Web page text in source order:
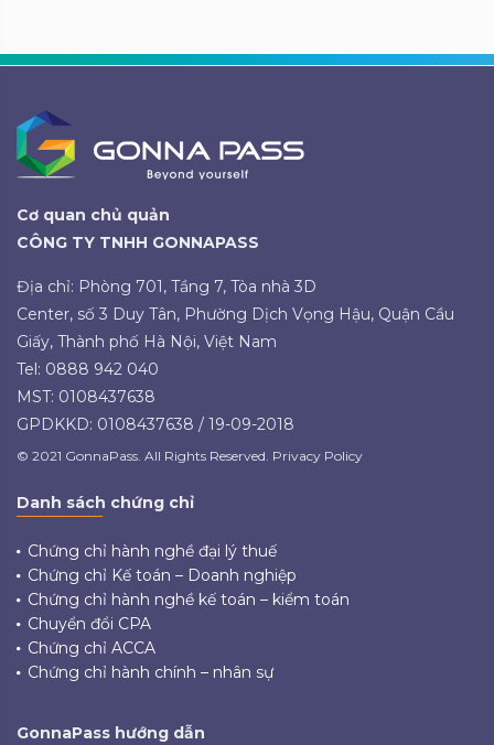
Cơ quan chủ quản
CÔNG TY TNHH GONNAPASS
Địa chỉ: Phòng 701, Tầng 7, Tòa nhà 3D
Center, số 3 Duy Tân, Phường Dịch Vọng Hậu, Quận Cầu
Giấy, Thành phố Hà Nội, Việt Nam
Tel: 0888 942 040
MST: 0108437638
GPDKKD: 0108437638 / 19-09-2018
© 2021 GonnaPass. All Rights Reserved. Privacy Policy
Danh sách chứng chỉ
Chứng chỉ hành nghề đại lý thuế
Chứng chỉ Kế toán – Doanh nghiệp
Chứng chỉ hành nghề kế toán – kiểm toán
Chuyển đổi CPA
Chứng chỉ ACCA
Chứng chỉ hành chính – nhân sự
GonnaPass hướng dẫn